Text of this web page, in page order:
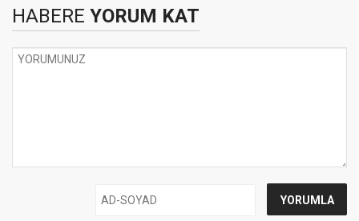
HABERE YORUM KAT